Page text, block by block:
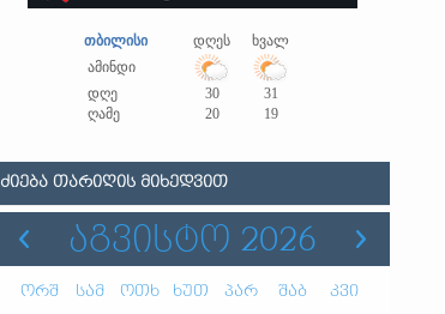
თბილისი დღეს
ხვალ
ამინდი
დღე
30
31
ღამე
20 19
ᲫᲘᲔᲑᲐ ᲗᲐᲠᲘᲦᲘᲡ ᲛᲘᲮᲔᲓᲕᲘᲗ
ᲐᲒᲕᲘᲡᲢᲝ 2026
ორშ სამ ოთხ ხუთ პარ შაბ კვი